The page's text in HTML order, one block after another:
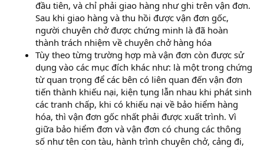
đầu tiên, và chỉ phải giao hàng như ghi trên vận đơn.
Sau khi giao hàng và thu hồi được vận đơn gốc,
người chuyên chở được chứng minh là đã hoàn
thành trách nhiệm về chuyên chở hàng hóa
Tùy theo từng trường hợp mà vận đơn còn được sử
dụng vào các mục đích khác như: là một trong chứng
từ quan trọng để các bên có liên quan đến vận đơn
tiến thành khiếu nại, kiện tụng lẫn nhau khi phát sinh
các tranh chấp, khi có khiếu nại về bảo hiểm hàng
hóa, thì vận đơn gốc nhất phải được xuất trình. Vì
giữa bảo hiểm đơn và vận đơn có chung các thông
số như tên con tàu, hành trình chuyên chở, cảng đi,